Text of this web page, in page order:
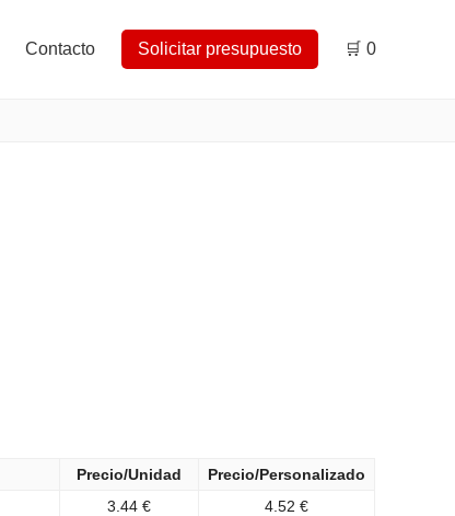
Contacto Solicitar presupuesto 🛒 0
Precio/Unidad
Precio/Personalizado
3.44 €
4.52 €